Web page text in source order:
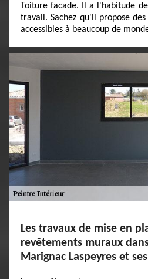
Toiture facade. Il a l'habitude
travail. Sachez qu'il propose
accessibles à beaucoup de
Les travaux de mise en
revêtements muraux
Marignac Laspeyres et